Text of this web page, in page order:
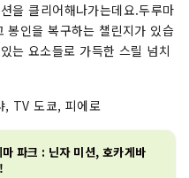
을 클리어해나가는데요.두루마
봉인을 복구하는 챌린지가 있습
는 요소들로 가득한 스릴 넘치
TV 도쿄, 피에로
파크 : 닌자 미션, 호카게바